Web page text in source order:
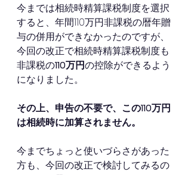
今までは相続時精算課税制度を選択
すると、年間110万円非課税の暦年贈
与の併用ができなかったのですが、
今回の改正で相続時精算課税制度も
非課税の110万円の控除ができるよう
になりました。
その上、申告の不要で、この110万円
は相続時に加算されません。
今までちょっと使いづらさがあった
方も、今回の改正で検討してみるの